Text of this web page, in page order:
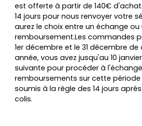
est offerte à partir de 140€
14 jours pour nous renvoyer votre
aurez le choix entre un échange ou
remboursement.Les commandes
1er décembre et le 31 décembre de
année, vous avez jusqu'au 10
suivante pour procéder à
remboursements sur cette
soumis à la règle des 14 jours
colis.